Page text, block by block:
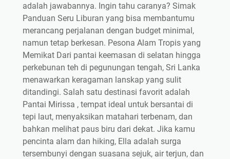
adalah jawabannya. Ingin tahu caranya? Simak
Panduan Seru Liburan yang bisa membantumu
merancang perjalanan dengan budget minimal,
namun tetap berkesan. Pesona Alam Tropis yang
Memikat Dari pantai keemasan di selatan hingga
perkebunan teh di pegunungan tengah, Sri Lanka
menawarkan keragaman lanskap yang sulit
ditandingi. Salah satu destinasi favorit adalah
Pantai Mirissa , tempat ideal untuk bersantai di
tepi laut, menyaksikan matahari terbenam, dan
bahkan melihat paus biru dari dekat. Jika kamu
pencinta alam dan hiking, Ella adalah surga
tersembunyi dengan suasana sejuk, air terjun, dan